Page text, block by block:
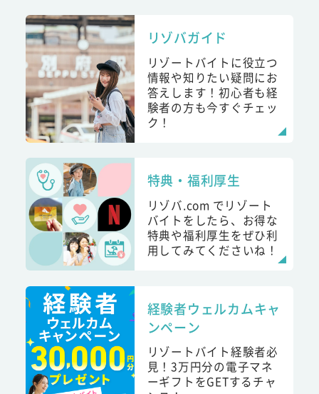
リゾバガイド
リゾートバイトに役立つ
情報や知りたい疑問にお
答えします！初心者も経
験者の方も今すぐチェッ
ク！
特典・福利厚生
リゾバ.com でリゾート
バイトをしたら、お得な
特典や福利厚生をぜひ利
用してみてくださいね！
経験者ウェルカムキャ
ンペーン
リゾートバイト経験者必
見！3万円分の電子マネ
ーギフトをGETするチャ